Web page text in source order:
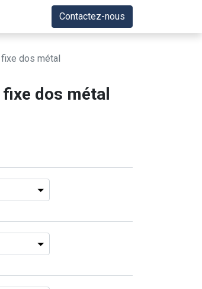
Contactez-nous
fixe dos métal
fixe dos métal